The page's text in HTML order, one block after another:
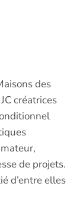
des
créatrices
de projets.
d’entre elles